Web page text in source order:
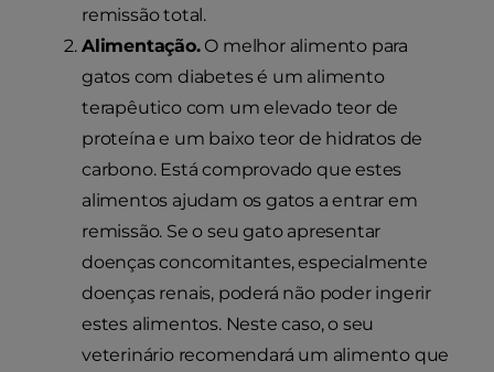
remissão total.
Alimentação.O melhor alimento para
gatos com diabetes é um alimento
terapêutico com um elevado teor de
proteína e um baixo teor de hidratos de
carbono. Está comprovado que estes
alimentos ajudam os gatos a entrar em
remissão. Se o seu gato apresentar
doenças concomitantes, especialmente
doenças renais, poderá não poder ingerir
estes alimentos. Neste caso, o seu
veterinário recomendará um alimento que